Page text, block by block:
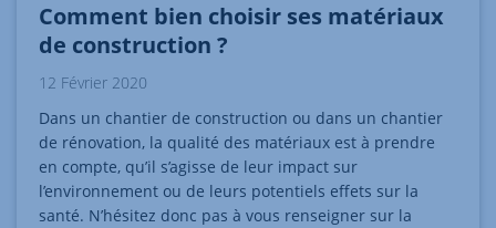
Comment bien choisir ses matériaux
de construction ?
12 Février 2020
Dans un chantier de construction ou dans un chantier
de rénovation, la qualité des matériaux est à prendre
en compte, qu’il s’agisse de leur impact sur
l’environnement ou de leurs potentiels effets sur la
santé. N’hésitez donc pas à vous renseigner sur la